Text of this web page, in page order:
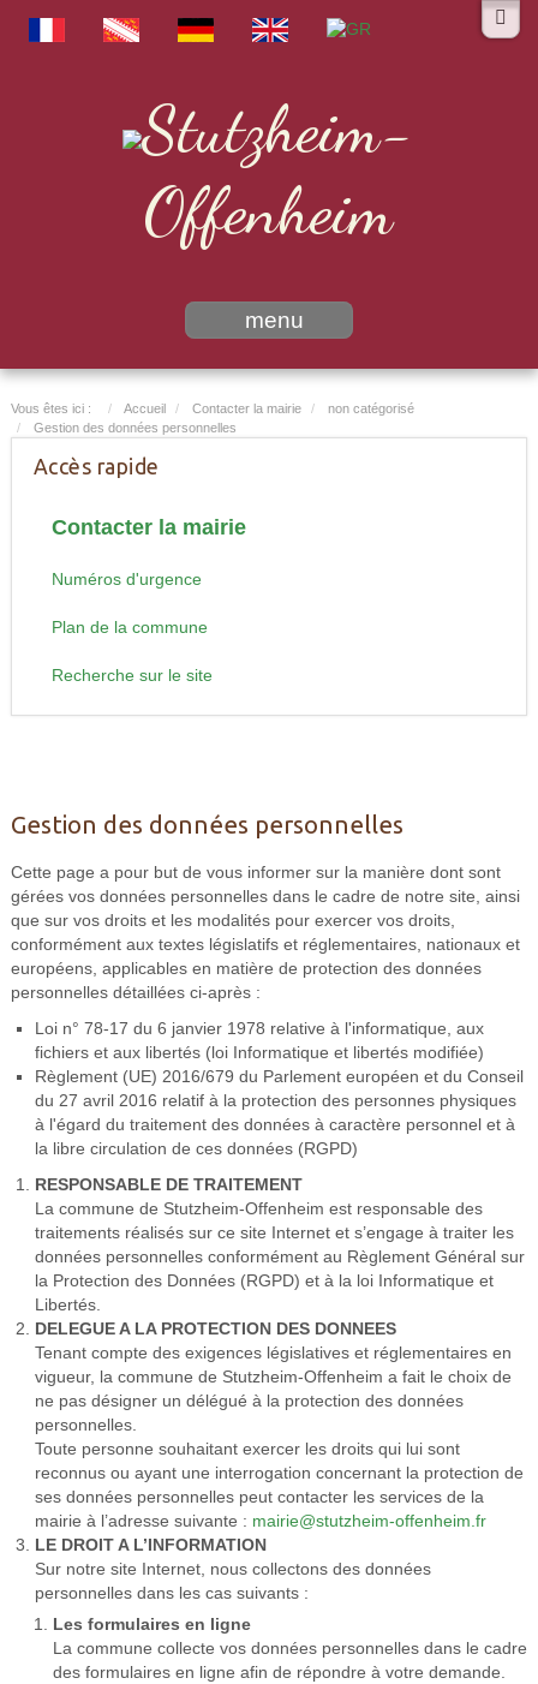
Stutzheim-
Offenheim
menu
Vous êtes ici : Accueil Contacter la mairie
non catégorisé
Gestion des données personnelles
Accès rapide
Contacter la mairie
Numéros d'urgence
Plan de la commune
Recherche sur le site
Gestion des données personnelles
Cette page a pour but de vous informer sur la manière dont sont
gérées vos données personnelles dans le cadre de notre site, ainsi
que sur vos droits et les modalités pour exercer vos droits,
conformément aux textes législatifs et réglementaires, nationaux et
européens, applicables en matière de protection des données
personnelles détaillées ci-après :
Loi n° 78-17 du 6 janvier 1978 relative à l'informatique, aux
fichiers et aux libertés (loi Informatique et libertés modifiée)
Règlement (UE) 2016/679 du Parlement européen et du Conseil
du 27 avril 2016 relatif à la protection des personnes physiques
à l'égard du traitement des données à caractère personnel et à
la libre circulation de ces données (RGPD)
RESPONSABLE DE TRAITEMENT
La commune de Stutzheim-Offenheim est responsable des
traitements réalisés sur ce site Internet et s’engage à traiter les
données personnelles conformément au Règlement Général sur
la Protection des Données (RGPD) et à la loi Informatique et
Libertés.
DELEGUE A LA PROTECTION DES DONNEES
Tenant compte des exigences législatives et réglementaires en
vigueur, la commune de Stutzheim-Offenheim a fait le choix de
ne pas désigner un délégué à la protection des données
personnelles.
Toute personne souhaitant exercer les droits qui lui sont
reconnus ou ayant une interrogation concernant la protection de
ses données personnelles peut contacter les services de la
mairie à l’adresse suivante : mairie@stutzheim-offenheim.fr
LE DROIT A L’INFORMATION
Sur notre site Internet, nous collectons des données
personnelles dans les cas suivants :
Les formulaires en ligne
La commune collecte vos données personnelles dans le cadre
des formulaires en ligne afin de répondre à votre demande.